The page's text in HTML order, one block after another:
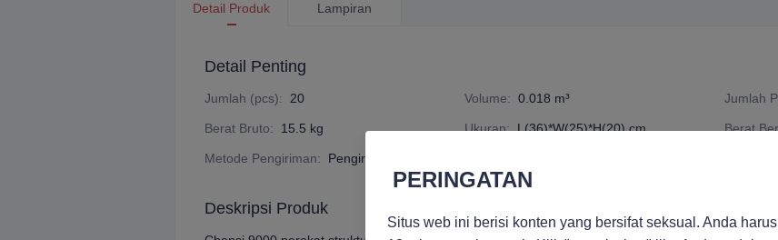
Detail Produk Lampiran
Detail Penting
Jumlah (pcs): 20 Volume: 0.018 m³ Jumlah
Berat Bruto: 15.5 kg Ukuran: L(36)*W(25)*H(20) cm Berat
Metode Pengiriman: Pengiriman Cepat, Pengiriman Laut
Deskripsi Produk
PERINGATAN
Situs web ini berisi konten yang bersifat seksual. Anda